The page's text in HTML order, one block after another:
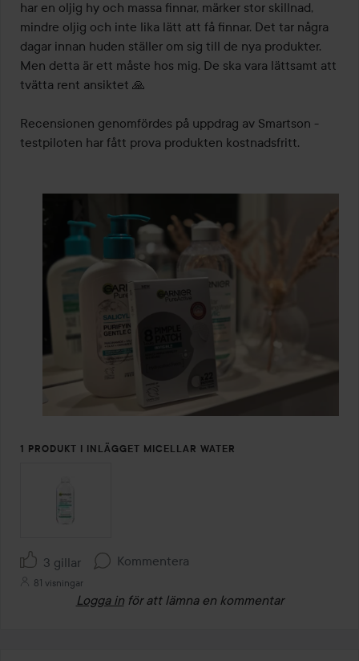
har en oljig hy och massa finnar, märker stor skillnad,
mindre oljig och inte lika lätt att få finnar. Det tar några
dagar innan huden ställer om sig till de nya produkter.
Men detta är ett måste hos mig. De ska vara lättsamt att
tvätta rent ansiktet 🙏
Recensionen genomfördes på uppdrag av Smartson -
testpiloten har fått prova produkten kostnadsfritt.
1 PRODUKT I INLÄGGET MICELLAR WATER
3 gillar Kommentera
81 visningar
Logga in för att lämna en kommentar